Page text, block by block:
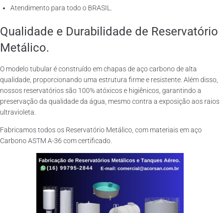
Atendimento para todo o BRASIL.
Qualidade e Durabilidade de Reservatório
Metálico.
O modelo tubular é construído em chapas de aço carbono de alta
qualidade, proporcionando uma estrutura firme e resistente. Além disso,
nossos reservatórios são 100% atóxicos e higiênicos, garantindo a
preservação da qualidade da água, mesmo contra a exposição aos raios
ultravioleta.
Fabricamos todos os Reservatório Metálico, com materiais em aço
Carbono ASTM A-36 com certificado.